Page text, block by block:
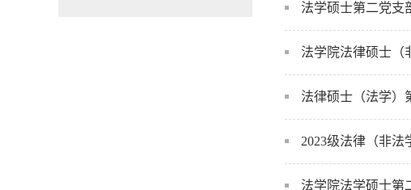
法学硕士第二党支
法学院法律硕士（
法律硕士（法学）
2023级法律（非
法学院法学硕士第